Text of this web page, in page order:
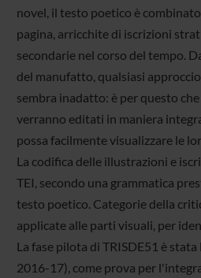
novel, il testo poetico è
pagina, arricchite di iscrizioni
secondarie nel corso del tempo.
del manufatto, qualsiasi
sembra inadatto: è per questo
verranno editati in maniera
possa facilmente visualizzare le
La codifica delle illustrazioni e
TEI, secondo una grammatica
testo poetico. Categorie della
applicate alle parti visuali, per
La fase pilota di TRISDE51 è
2016-17), come prova per